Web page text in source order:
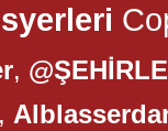
,
,